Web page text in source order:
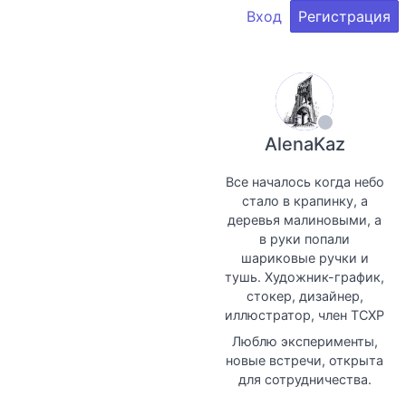
Вход Регистрация
AlenaKaz
Все началось когда небо
стало в крапинку, а
деревья малиновыми, а
в руки попали
шариковые ручки и
тушь. Художник-график,
стокер, дизайнер,
иллюстратор, член ТСХР
Люблю эксперименты,
новые встречи, открыта
для сотрудничества.